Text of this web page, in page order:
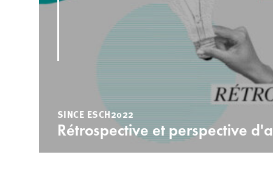
SINCE ESCH2022
Rétrospective et perspective